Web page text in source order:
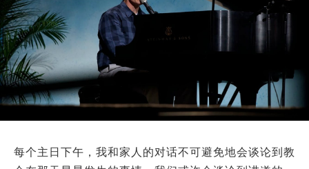
每个主日下午，我和家人的对话不可避免地会谈论到教